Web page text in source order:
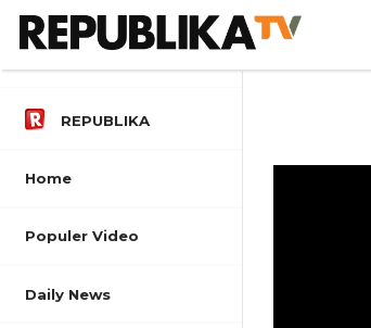
REPUBLIKA
Home
Populer Video
Daily News